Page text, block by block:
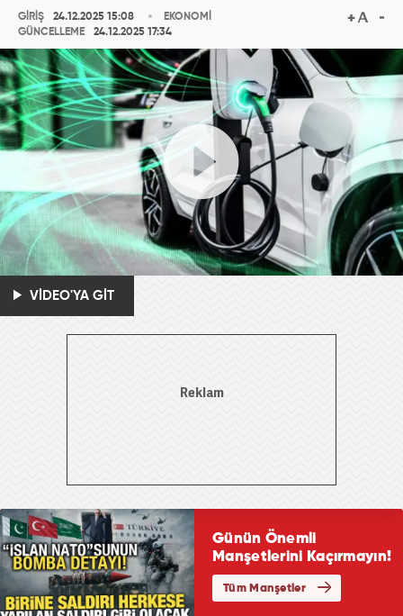
GİRİŞ
24.12.2025 15:08
GÜNCELLEME
24.12.2025 17:34
EKONOMİ
VİDEO'YA GİT